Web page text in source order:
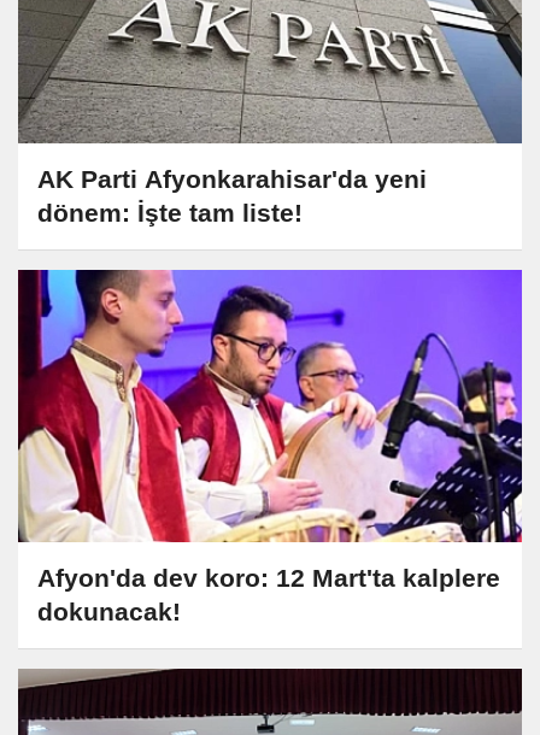
AK Parti Afyonkarahisar'da yeni
dönem: İşte tam liste!
Afyon'da dev koro: 12 Mart'ta kalplere
dokunacak!